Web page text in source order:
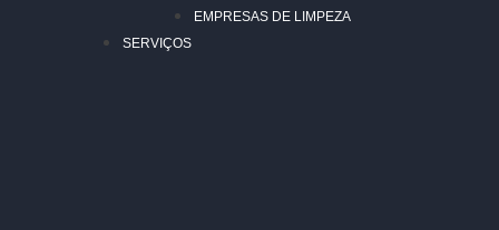
EMPRESAS DE LIMPEZA
SERVIÇOS